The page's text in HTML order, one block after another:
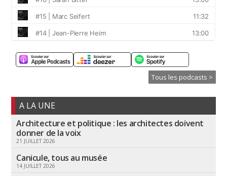
Tous les podcasts >
A LA UNE
Architecture et politique : les architectes doivent
donner de la voix
21 JUILLET 2026
Canicule, tous au musée
14 JUILLET 2026